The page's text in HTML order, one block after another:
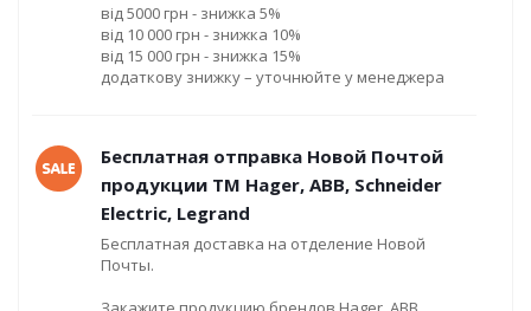
від 5000 грн - знижка 5%
від 10 000 грн - знижка 10%
від 15 000 грн - знижка 15%
додаткову знижку – уточнюйте у менеджера
Бесплатная отправка Новой Почтой
продукции ТМ Hager, ABB, Schneider
Electric, Legrand
Бесплатная доставка на отделение Новой
Почты.